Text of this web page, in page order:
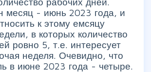
месяц - июнь 2023 года, и
к этому емсяцу
в которых количество
ровно 5, т.е. интересует
неделя. Очевидно, что
в июне 2023 года - четыре.